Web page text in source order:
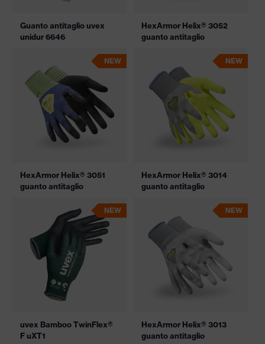
Guanto antitaglio uvex
unidur 6646
HexArmor Helix® 3052
guanto antitaglio
NEW
HexArmor Helix® 3051
guanto antitaglio
NEW
HexArmor Helix® 3014
guanto antitaglio
NEW
uvex Bamboo TwinFlex®
F uXT1
NEW
HexArmor Helix® 3013
guanto antitaglio